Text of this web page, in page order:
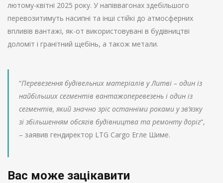
лютому-квітні 2025 року. У напіввагонах здебільшого
перевозитимуть насипні та інші стійкі до атмосферних
впливів вантажі, як-от використовувані в будівництві
доломіт і гранітний щебінь, а також метали.
“Перевезення будівельних матеріалів у Литві – один із
найбільших сегментів вантажоперевезень і один із
сегментів, який значно зріс останніми роками у зв’язку
зі збільшенням обсягів будівництва та ремонту доріг“,
– заявив гендиректор LTG Cargo Егле Шиме.
Вас може зацікавити